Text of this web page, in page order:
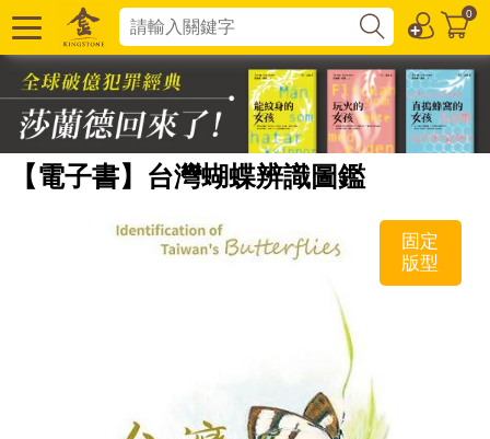
0
【電子書】台灣蝴蝶辨識圖鑑
固定
版型